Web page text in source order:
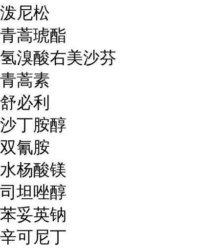
泼尼松
青蒿琥酯
氢溴酸右美沙芬
青蒿素
舒必利
沙丁胺醇
双氰胺
水杨酸镁
司坦唑醇
苯妥英钠
辛可尼丁